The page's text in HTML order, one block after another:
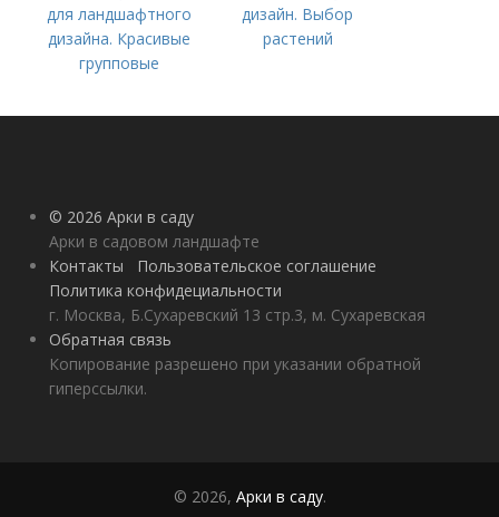
для ландшафтного
дизайна. Красивые
групповые
хвойными
дизайн. Выбор
растений
© 2026 Арки в саду
Арки в садовом ландшафте
Контакты
Пользовательское соглашение
Политика конфидециальности
г. Москва, Б.Сухаревский 13 стр.3, м. Сухаревская
Обратная связь
Копирование разрешено при указании обратной
гиперссылки.
© 2026, Арки в саду.